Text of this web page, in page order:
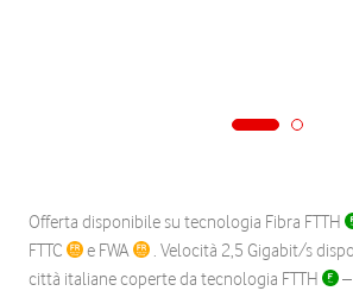
Offerta disponibile su tecnologia Fibra FTTH
FTTC
e FWA
. Velocità 2,5 Gigabit/s
città italiane coperte da tecnologia FTTH